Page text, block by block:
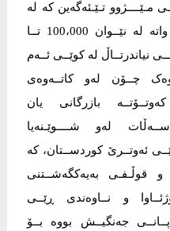
مـێــــژوو تـێـئەگەین کە لە
چــەرخــی Homo spaiens وە واتە لە نێــوان 100،000 تــا
نیاندرتــاڵ لە کوێــی ئــەم
چــۆن لەو کاتــەوەی
بازرگانی یان
لەو شــــوێـنەیا
ئەوتــرێ کوردســتان، کە
قوڵـفـی بەیەکگەشــتنی
و نــاوەندی ڕێــی
جەنگیــش بووە بــۆ